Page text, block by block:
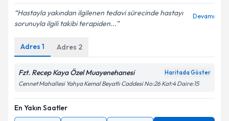
Hastayla yakından ilgilenen tedavi sürecinde hastayı
sorunuyla ilgili takibi terapiden...
Devamı
Adres 1 Adres 2
Fzt. Recep Kaya Özel Muayenehanesi Haritada Göster
Cennet Mahallesi Yahya Kemal Beyatlı Caddesi No:26 Kat:4 Daire:15
En Yakın Saatler